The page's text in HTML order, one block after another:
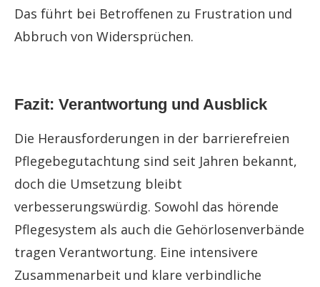
Das führt bei Betroffenen zu Frustration und
Abbruch von Widersprüchen.
Fazit: Verantwortung und Ausblick
Die Herausforderungen in der barrierefreien
Pflegebegutachtung sind seit Jahren bekannt,
doch die Umsetzung bleibt
verbesserungswürdig. Sowohl das hörende
Pflegesystem als auch die Gehörlosenverbände
tragen Verantwortung. Eine intensivere
Zusammenarbeit und klare verbindliche